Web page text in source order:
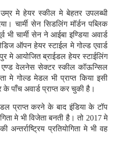
उम्र मे हेयर स्कील मे बेहतर उपलब्धी
चार्मी सेन सिडलिंग मॉर्डन पब्लिक
चार्मी सेन ने आईबा इण्डिया अवार्ड
ऑपन हेयर स्टाईल मे गोल्ड एवार्ड
मे आयोजित ब्राईडल हेयर स्टाईलिंग
एण्ड वेलनेस सेक्टर स्कील कॉऊन्सिल
मे गोल्ड मेडल भी प्राप्त किया इसी
के पाँच अवार्ड प्राप्त कर चुकी है।
प्राप्त करने के बाद इंडिया के टॉप
मे भी विजेता बनती है। तो 2017 मे
प्रतियोगिता मे भी वह